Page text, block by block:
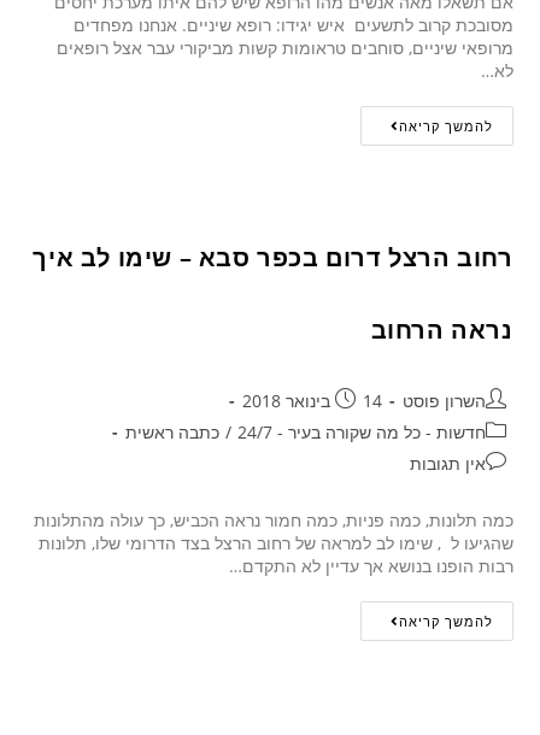
מסובכת קרוב לתשעים איש יגידו: רופא שיניים. אנחנו מפחדים
מרופאי שיניים, סוחבים טראומות קשות מביקורי עבר אצל רופאים
לא…
להמשך קריאה
רחוב הרצל דרום בכפר סבא – שימו לב איך
נראה הרחוב
השרון פוסט
14 בינואר 2018
חדשות - כל מה שקורה בעיר - 24/7
/ כתבה ראשית
אין תגובות
כמה תלונות, כמה פניות, כמה חמור נראה הכביש, כך עולה מהתלונות
שהגיעו ל , שימו לב למראה של רחוב הרצל בצד הדרומי שלו, תלונות
רבות הופנו בנושא אך עדיין לא התקדם…
להמשך קריאה